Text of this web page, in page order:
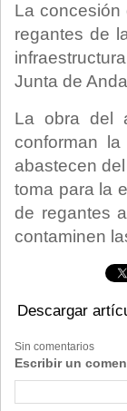
La concesión
regantes de
Junta de
La obra del
conforman
abastecen
toma para la
de regantes
contaminen
Descargar
Sin comentarios
Escribir un